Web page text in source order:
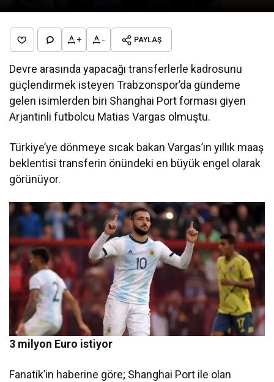
+ - PAYLAŞ
Devre arasında yapacağı transferlerle kadrosunu
güçlendirmek isteyen Trabzonspor’da gündeme
gelen isimlerden biri Shanghai Port forması giyen
Arjantinli futbolcu Matias Vargas olmuştu.
Türkiye’ye dönmeye sıcak bakan Vargas’ın yıllık maaş
beklentisi transferin önündeki en büyük engel olarak
görünüyor.
3 milyon Euro istiyor
Fanatik’in haberine göre; Shanghai Port ile olan